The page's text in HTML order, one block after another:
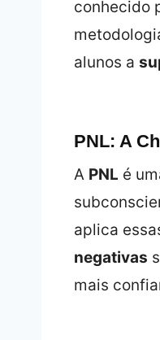
conhecido
alunos a
PNL: A
A PNL é
aplica
negativas
mais